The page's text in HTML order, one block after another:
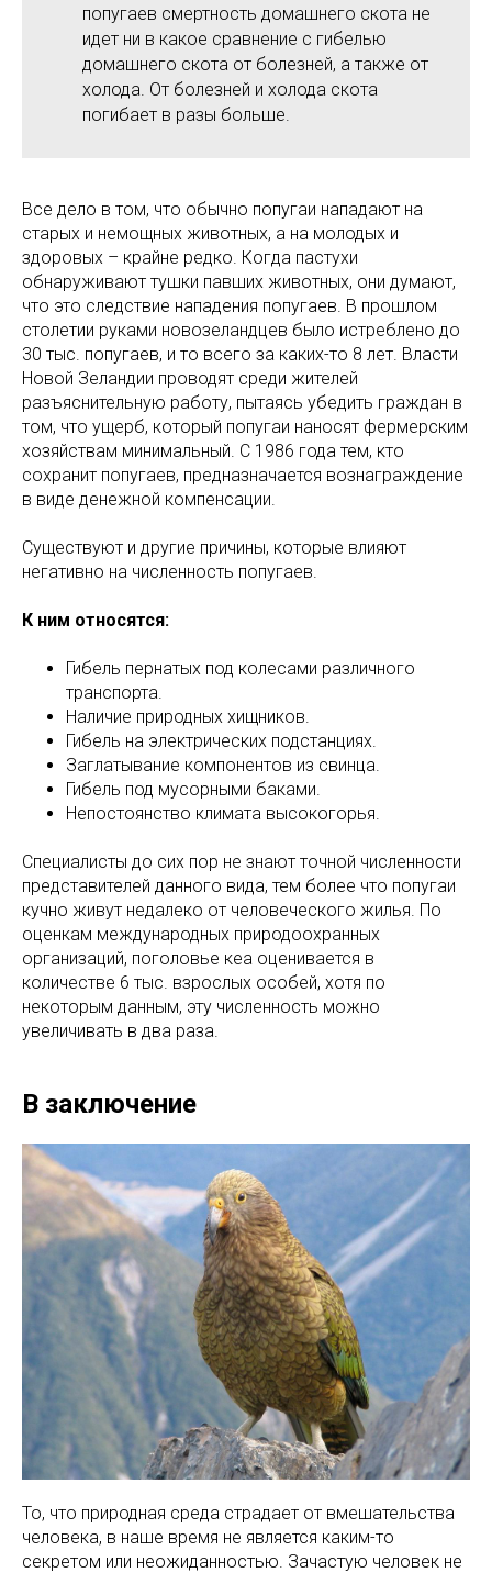
попугаев смертность домашнего скота не
идет ни в какое сравнение с гибелью
домашнего скота от болезней, а также от
холода. От болезней и холода скота
погибает в разы больше.
Все дело в том, что обычно попугаи нападают на
старых и немощных животных, а на молодых и
здоровых – крайне редко. Когда пастухи
обнаруживают тушки павших животных, они думают,
что это следствие нападения попугаев. В прошлом
столетии руками новозеландцев было истреблено до
30 тыс. попугаев, и то всего за каких-то 8 лет. Власти
Новой Зеландии проводят среди жителей
разъяснительную работу, пытаясь убедить граждан в
том, что ущерб, который попугаи наносят фермерским
хозяйствам минимальный. С 1986 года тем, кто
сохранит попугаев, предназначается вознаграждение
в виде денежной компенсации.
Существуют и другие причины, которые влияют
негативно на численность попугаев.
К ним относятся:
Гибель пернатых под колесами различного
транспорта.
Наличие природных хищников.
Гибель на электрических подстанциях.
Заглатывание компонентов из свинца.
Гибель под мусорными баками.
Непостоянство климата высокогорья.
Специалисты до сих пор не знают точной численности
представителей данного вида, тем более что попугаи
кучно живут недалеко от человеческого жилья. По
оценкам международных природоохранных
организаций, поголовье кеа оценивается в
количестве 6 тыс. взрослых особей, хотя по
некоторым данным, эту численность можно
увеличивать в два раза.
В заключение
То, что природная среда страдает от вмешательства
человека, в наше время не является каким-то
секретом или неожиданностью. Зачастую человек не